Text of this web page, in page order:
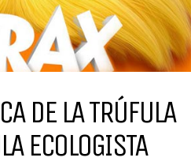
DE LA TRÚFULA
ECOLOGISTA